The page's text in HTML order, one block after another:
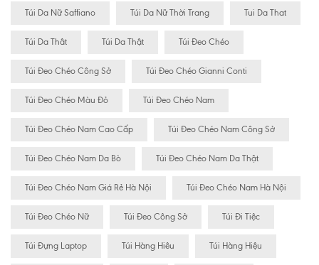
Túi Da Nữ Saffiano Túi Da Nữ Thời Trang Tui Da That
Túi Da Thât Túi Da Thật Túi Đeo Chéo
Túi Đeo Chéo Công Sở Túi Đeo Chéo Gianni Conti
Túi Đeo Chéo Màu Đỏ Túi Đeo Chéo Nam
Túi Đeo Chéo Nam Cao Cấp Túi Đeo Chéo Nam Công Sở
Túi Đeo Chéo Nam Da Bò Túi Đeo Chéo Nam Da Thật
Túi Đeo Chéo Nam Giá Rẻ Hà Nội Túi Đeo Chéo Nam Hà Nội
Túi Đeo Chéo Nữ Túi Đeo Công Sở Túi Đi Tiệc
Túi Đựng Laptop Túi Hàng Hiêu Túi Hàng Hiệu